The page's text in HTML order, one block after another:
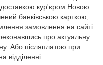
кур'єром Новою
банківською карткою,
замовлення на сайті
про актуальну
Або післяплатою при
відділенні.